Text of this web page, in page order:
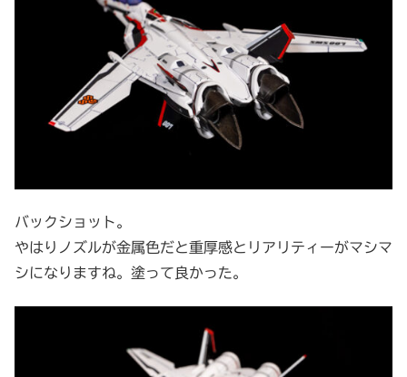
バックショット。
やはりノズルが金属色だと重厚感とリアリティーがマシマ
シになりますね。塗って良かった。